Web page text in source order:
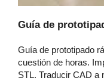
Guía de
Guía de prototipado
cuestión de horas.
STL. Traducir CAD a